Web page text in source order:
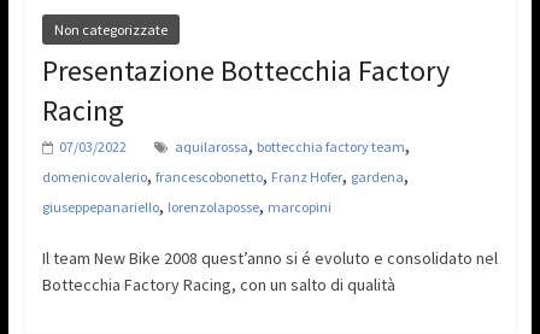
Non categorizzate
Presentazione Bottecchia Factory
Racing
07/03/2022 aquilarossa, bottecchia factory team,
domenicovalerio, francescobonetto, Franz Hofer, gardena,
giuseppepanariello, lorenzolaposse, marcopini
Il team New Bike 2008 quest’anno si é evoluto e consolidato nel
Bottecchia Factory Racing, con un salto di qualità